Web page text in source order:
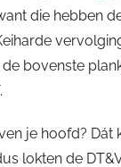
die hebben
bovenste
je hoofd? Dát
lokten de